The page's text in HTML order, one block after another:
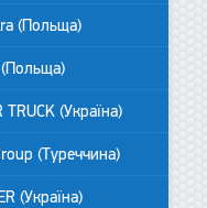
(Польща)
(Україна)
(Туреччина)
(Україна)